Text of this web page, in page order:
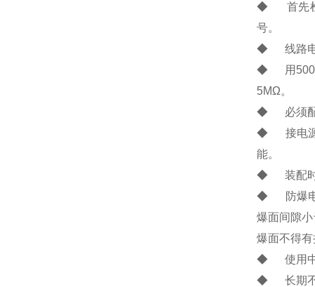
◆ 首先检
号。
◆ 线路电
◆ 用500V
5MΩ。
◆ 必须配
◆ 接电源
能。
◆ 装配时
◆ 防爆电
爆面间隙
爆面不得
◆ 使用中
◆ 长期不